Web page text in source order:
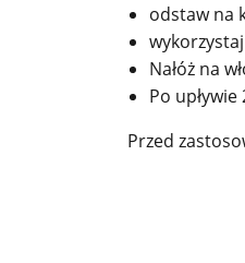
odstaw na
Nałóż na
Po
Przed